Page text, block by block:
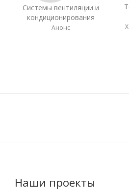
Наши проекты
Системы вентиляции и
кондиционирования
Анонс